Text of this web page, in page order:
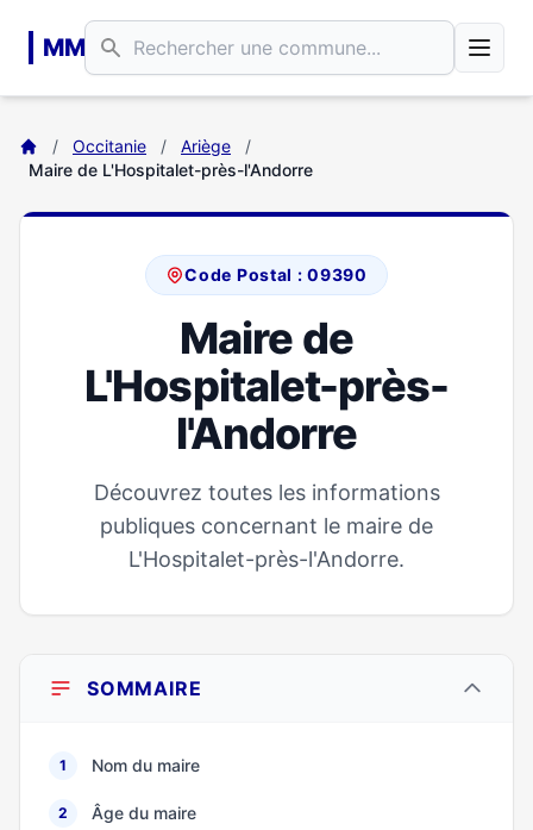
MM
/ Occitanie / Ariège
/
Maire de L'Hospitalet-près-l'Andorre
Code Postal : 09390
Maire de
L'Hospitalet-près-
l'Andorre
Découvrez toutes les informations
publiques concernant le maire de
L'Hospitalet-près-l'Andorre.
SOMMAIRE
1 Nom du maire
2 Âge du maire